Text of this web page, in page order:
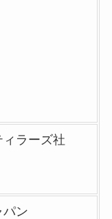
ラーズ社
パン